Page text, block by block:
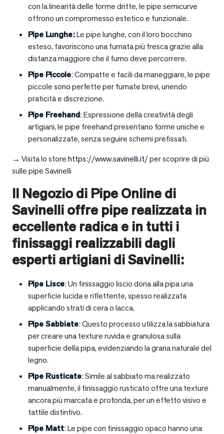
con la linearità delle forme dritte, le pipe semicurve
offrono un compromesso estetico e funzionale.
Pipe Lunghe:Le pipe lunghe, con il loro bocchino
esteso, favoriscono una fumata più fresca grazie alla
distanza maggiore che il fumo deve percorrere.
Pipe Piccole: Compatte e facili da maneggiare, le pipe
piccole sono perfette per fumate brevi, unendo
praticità e discrezione.
Pipe Freehand: Espressione della creatività degli
artigiani, le pipe freehand presentano forme uniche e
personalizzate, senza seguire schemi prefissati.
→ Visita lo storehttps://www.savinelli.it/per scoprire di più
sulle pipe Savinelli
Il Negozio di Pipe Online di
Savinelli offre pipe realizzata in
eccellente radica e in tutti i
finissaggi realizzabili dagli
esperti artigiani di Savinelli:
Pipe Lisce: Un finissaggio liscio dona alla pipa una
superficie lucida e riflettente, spesso realizzata
applicando strati di cera o lacca.
Pipe Sabbiate: Questo processo utilizza la sabbiatura
per creare una texture ruvida e granulosa sulla
superficie della pipa, evidenziando la grana naturale del
legno.
Pipe Rusticate: Simile al sabbiato ma realizzato
manualmente, il finissaggio rusticato offre una texture
ancora più marcata e profonda, per un effetto visivo e
tattile distintivo.
Pipe Matt: Le pipe con finissaggio opaco hanno una